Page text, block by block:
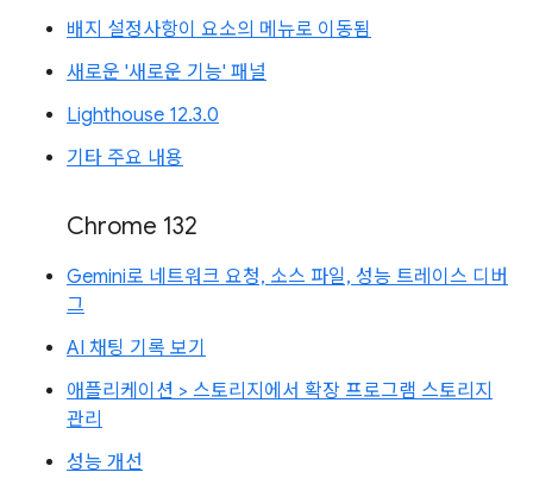
배지 설정사항이 요소의 메뉴로 이동됨
새로운 '새로운 기능' 패널
Lighthouse 12.3.0
기타 주요 내용
Chrome 132
Gemini로 네트워크 요청, 소스 파일, 성능 트레이스 디버
그
AI 채팅 기록 보기
애플리케이션 > 스토리지에서 확장 프로그램 스토리지
관리
성능 개선